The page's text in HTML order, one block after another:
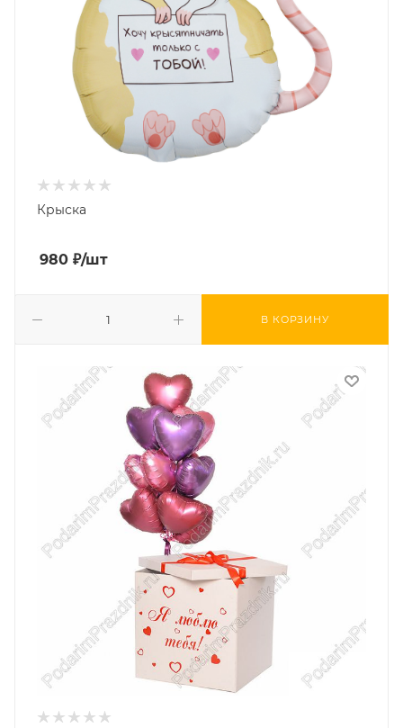
Крыска
980 ₽/шт
В КОРЗИНУ